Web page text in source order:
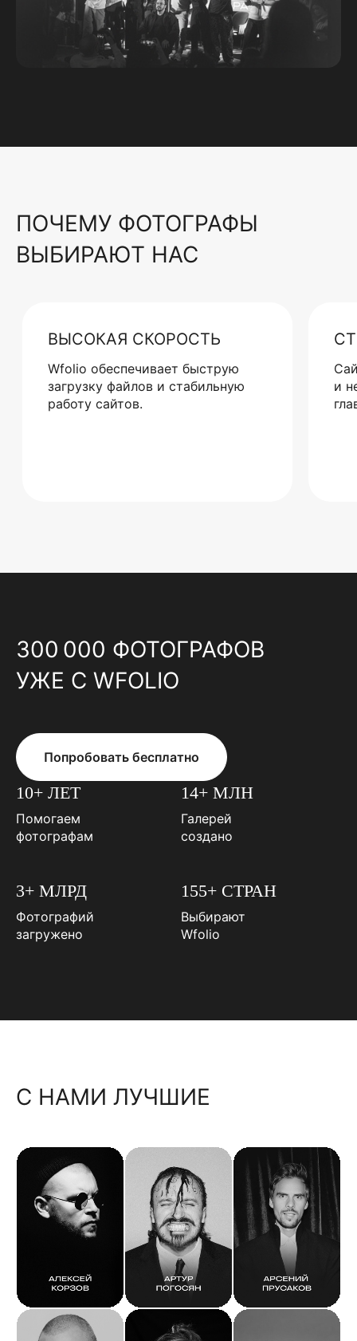
ПОЧЕМУ ФОТОГРАФЫ
ВЫБИРАЮТ НАС
ВЫСОКАЯ СКОРОСТЬ
Wfolio обеспечивает быструю
загрузку файлов и стабильную
работу сайтов.
и
300 000 ФОТОГРАФОВ
УЖЕ С WFOLIO
Попробовать бесплатно
10+ ЛЕТ
Помогаем
фотографам
14+ МЛН
Галерей
создано
3+ МЛРД
Фотографий
загружено
155+ СТРАН
Выбирают
Wfolio
С НАМИ ЛУЧШИЕ